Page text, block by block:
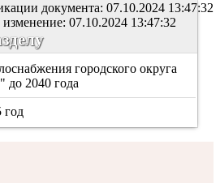
документа: 07.10.2024 13:47:32
07.10.2024 13:47:32
городского округа
до 2040 года
год